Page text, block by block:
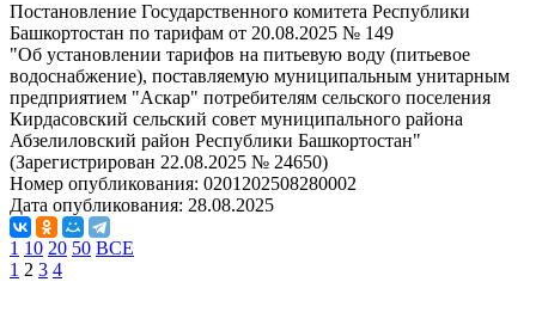
Постановление Государственного комитета Республики
Башкортостан по тарифам от 20.08.2025 № 149
"Об установлении тарифов на питьевую воду (питьевое
водоснабжение), поставляемую муниципальным унитарным
предприятием "Аскар" потребителям сельского поселения
Кирдасовский сельский совет муниципального района
Абзелиловский район Республики Башкортостан"
(Зарегистрирован 22.08.2025 № 24650)
Номер опубликования: 0201202508280002
Дата опубликования: 28.08.2025
1 10 20 50 ВСЕ
1 2 3 4